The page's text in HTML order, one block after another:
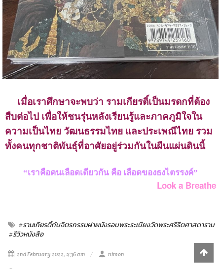
เมื่อเราศึกษาจะพบว่า รามเกียรติ์เป็นมรดกที่ต้อง
สืบต่อไป เพื่อให้ชนรุ่นหลังเรียนรู้และภาคภูมิใจใน
ความเป็นไทย วัฒนธรรมไทย และประเพณีไทย รวม
ทั้งคนทุกชาติพันธุ์ที่อาศัยอยู่ร่วมกันในผืนแผ่นดินนี้
“เราคือคนเลือดเดียวกัน คือ เลือดของธงไตรรงค์”
Look a Breathe
#รามเกียรติ์กับจิตรกรรมฝาผนังรอบพระระเบียงวัดพระศรีรีตศาสดาราม
#รีวิวหนังสือ
2nd February 2022, 2:36 am nimon